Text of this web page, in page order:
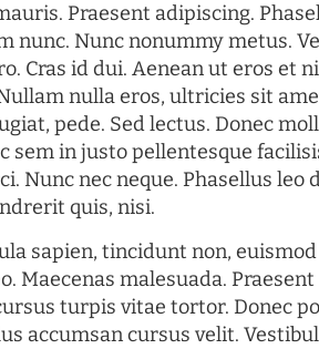
Praesent adipiscing.
nunc. Nunc nonummy metus.
Cras id dui. Aenean ut eros et
nulla eros, ultricies sit
pede. Sed lectus. Donec
sem in justo pellentesque
Nunc nec neque. Phasellus leo
quis, nisi.
sapien, tincidunt non,
Maecenas malesuada.
turpis vitae tortor. Donec
accumsan cursus velit.